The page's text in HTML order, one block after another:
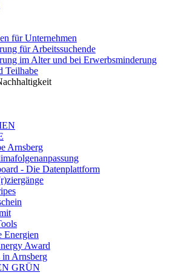
für Unternehmen
für Arbeitssuchende
im Alter und bei Erwerbsminderung
Teilhabe
Arnsberg
- Die Datenplattform
Energien
Award
in Arnsberg
GRÜN